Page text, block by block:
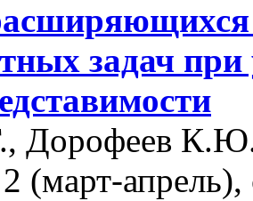
задач при
Дорофеев
(март-апрель),